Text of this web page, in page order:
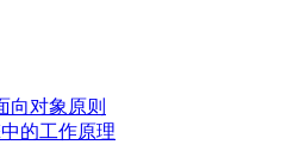
向对象原则
的工作原理